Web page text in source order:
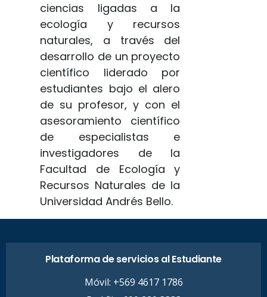
ciencias ligadas a la
ecología y recursos
naturales, a través del
desarrollo de un proyecto
científico liderado por
estudiantes bajo el alero
de su profesor, y con el
asesoramiento científico
de especialistas e
investigadores de la
Facultad de Ecología y
Recursos Naturales de la
Universidad Andrés Bello.